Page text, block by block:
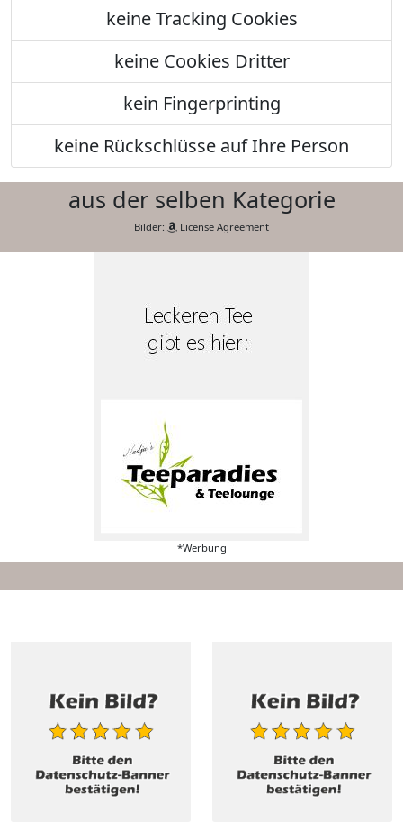
keine Tracking Cookies
keine Cookies Dritter
kein Fingerprinting
keine Rückschlüsse auf Ihre Person
aus der selben Kategorie
Bilder: License Agreement
*Werbung